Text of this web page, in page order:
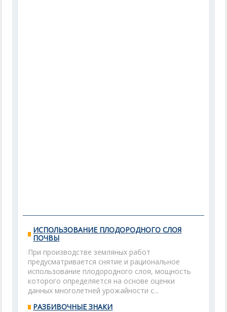
ИСПОЛЬЗОВАНИЕ ПЛОДОРОДНОГО СЛОЯ
ПОЧВЫ
При производстве земляных работ
предусматривается снятие и рациональное
использование плодородного слоя, мощность
которого определяется на основе оценки
данных многолетней урожайности с...
РАЗБИВОЧНЫЕ ЗНАКИ